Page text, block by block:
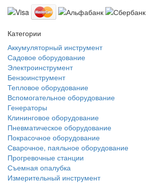
Категории
Аккумуляторный инструмент
Садовое оборудование
Электроинструмент
Бензоинструмент
Тепловое оборудование
Вспомогательное оборудование
Генераторы
Клининговое оборудование
Пневматическое оборудование
Покрасочное оборудование
Сварочное, паяльное оборудование
Прогревочные станции
Съемная опалубка
Измерительный инструмент